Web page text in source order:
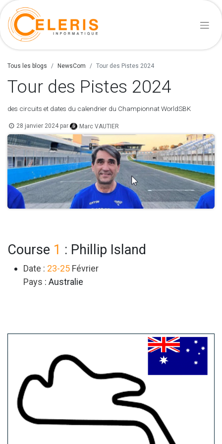
Tous les blogs NewsCom Tour des Pistes 2024
Tour des Pistes 2024
des circuits et dates du calendrier du Championnat WorldSBK
28 janvier 2024 par Marc VAUTIER
Course 1 : Phillip Island
Date : 23-25 Février
Pays : Australie